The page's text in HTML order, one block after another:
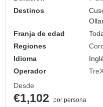
Destinos
Franja de edad
Regiones
Idioma
Operador
Desde
€1,102
por persona